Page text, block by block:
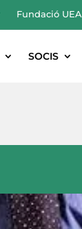
Fundació UEA
SOCIS